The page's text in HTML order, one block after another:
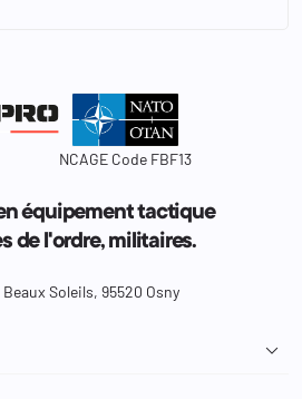
NCAGE Code FBF13
équipement tactique
de l'ordre, militaires.
Soleils, 95520 Osny
